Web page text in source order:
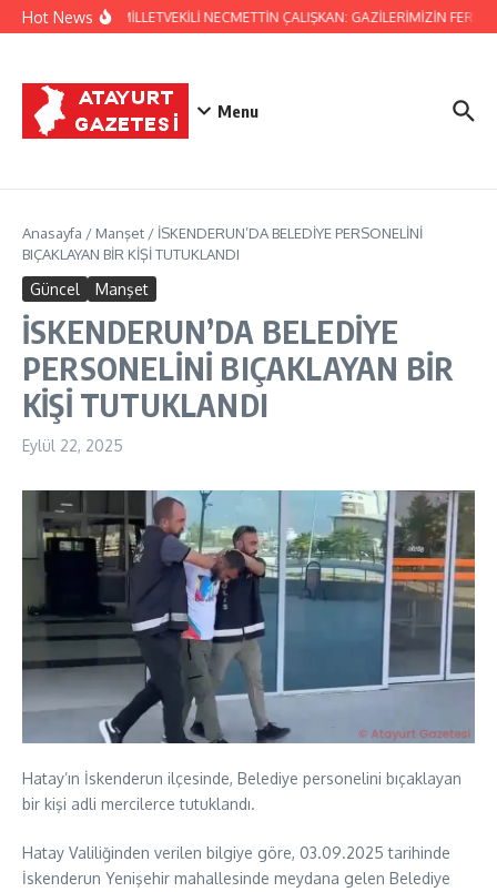
İçeriğe atla
Hot NewsHATAY MİLLETVEKİLİ NECMETTİN ÇALIŞKAN: GAZİLERİMİZİN
Menu
Anasayfa / Manşet / İSKENDERUN’DA BELEDİYE PERSONELİNİ
BIÇAKLAYAN BİR KİŞİ TUTUKLANDI
Güncel Manşet
İSKENDERUN’DA BELEDİYE
PERSONELİNİ BIÇAKLAYAN BİR
KİŞİ TUTUKLANDI
Eylül 22, 2025
Hatay’ın İskenderun ilçesinde, Belediye personelini bıçaklayan
bir kişi adli mercilerce tutuklandı.
Hatay Valiliğinden verilen bilgiye göre, 03.09.2025 tarihinde
İskenderun Yenişehir mahallesinde meydana gelen Belediye